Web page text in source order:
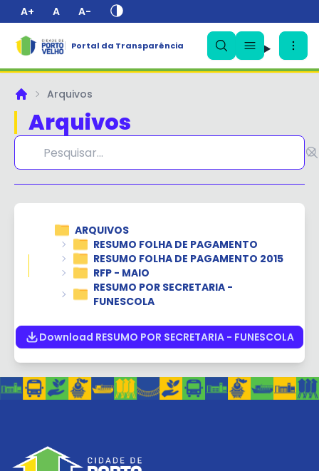
A+ A A-
Portal da Transparência
PrincipalArquivos
Arquivos
ARQUIVOS
RESUMO FOLHA DE PAGAMENTO
RESUMO FOLHA DE PAGAMENTO 2015
RFP - MAIO
RESUMO POR SECRETARIA -
FUNESCOLA
Download RESUMO POR SECRETARIA - FUNESCOLA
✕